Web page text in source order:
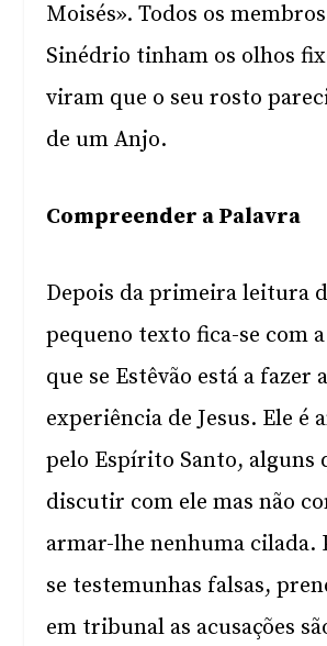
Moisés». Todos os
Sinédrio tinham os olhos
viram que o seu rosto
de um Anjo.
Compreender a Palavra
Depois da primeira leitura
pequeno texto fica-se com
que se Estêvão está a fazer
experiência de Jesus. Ele é
pelo Espírito Santo, alguns
discutir com ele mas não
armar-lhe nenhuma cilada.
se testemunhas falsas,
em tribunal as acusações